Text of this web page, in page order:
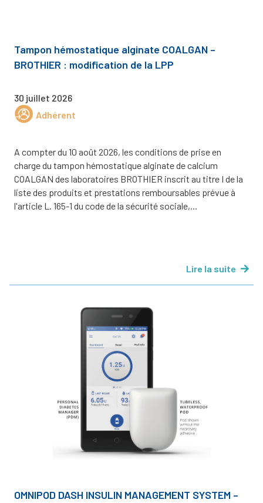
Tampon hémostatique alginate COALGAN –
BROTHIER : modification de la LPP
30 juillet 2026
Adhérent
A compter du 10 août 2026, les conditions de prise en
charge du tampon hémostatique alginate de calcium
COALGAN des laboratoires BROTHIER inscrit au titre I de la
liste des produits et prestations remboursables prévue à
l'article L. 165-1 du code de la sécurité sociale,...
Lire la suite
OMNIPOD DASH INSULIN MANAGEMENT SYSTEM –